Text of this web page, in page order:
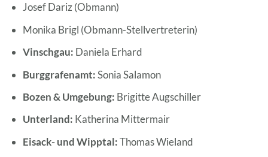
Josef Dariz (Obmann)
Monika Brigl (Obmann-Stellvertreterin)
Vinschgau: Daniela Erhard
Burggrafenamt:Sonia Salamon
Bozen & Umgebung: Brigitte Augschiller
Unterland: Katherina Mittermair
Eisack- und Wipptal:Thomas Wieland